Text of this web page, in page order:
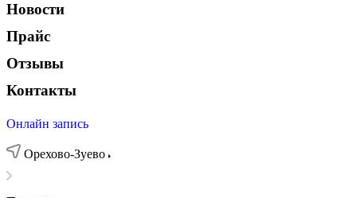
Новости
Прайс
Отзывы
Контакты
Онлайн запись
Орехово-Зуево